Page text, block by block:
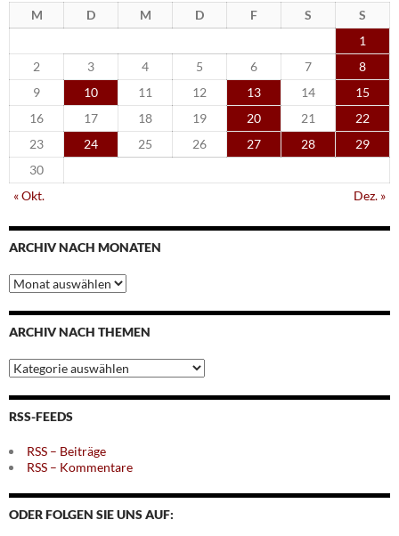
M D M D F S
S
1
2
3 4 5 6 7
8
9
10 11 12 13 14
15
16
17 18 19 20 21
22
23
24 25 26 27 28
29
30
« Okt.
Dez. »
ARCHIV NACH MONATEN
Archiv
nach
Monaten
ARCHIV NACH THEMEN
Archiv
nach
Themen
RSS-FEEDS
RSS – Beiträge
RSS – Kommentare
ODER FOLGEN SIE UNS AUF: